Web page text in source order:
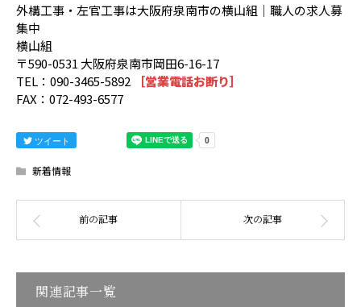
外構工事・左官工事は大阪府泉南市の横山組｜職人の求人募
集中
横山組
〒590-0531 大阪府泉南市岡田6-16-17
TEL：090-3465-5892
［営業電話お断り］
FAX：072-493-6577
ツイート
新着情報
関連記事一覧